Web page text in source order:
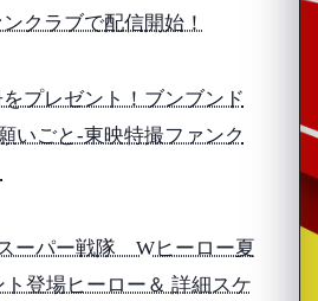
クラブで配信開始！
プレゼント！ブンブンド
いごと‐東映特撮ファンク
ーパー戦隊 Wヒーロー夏
登場ヒーロー＆ 詳細スケ